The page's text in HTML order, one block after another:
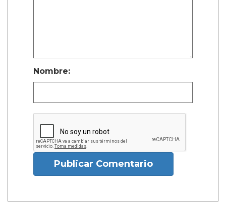
Nombre:
Publicar Comentario